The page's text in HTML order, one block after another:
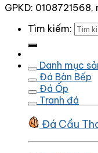
GPKD:
Tìm kiếm:
Danh mục
Đá Bàn Bếp
Đá Ốp
Tranh đá
Đá Cầu